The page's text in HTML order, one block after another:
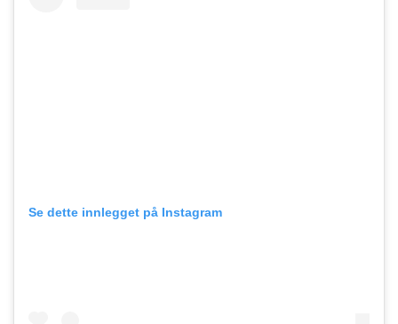
Se dette innlegget på Instagram